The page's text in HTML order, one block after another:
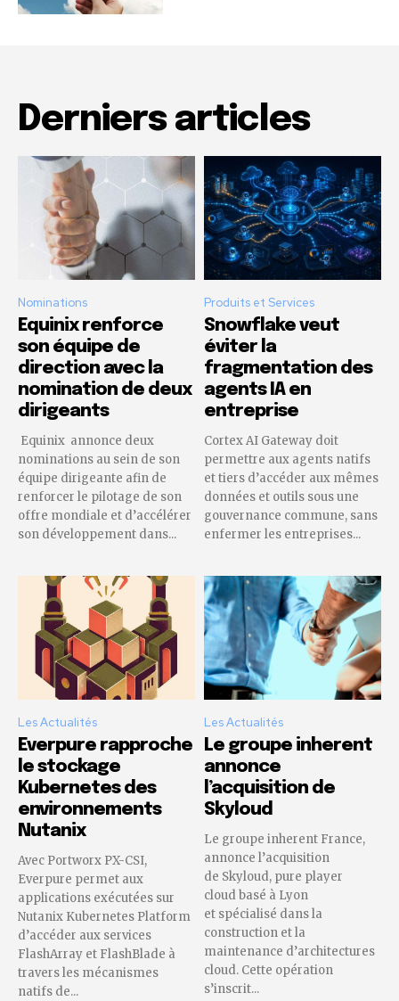
Derniers articles
Nominations
Equinix renforce
son équipe de
direction avec la
nomination de deux
dirigeants
Equinix annonce deux
nominations au sein de son
équipe dirigeante afin de
renforcer le pilotage de son
offre mondiale et d’accélérer
son développement dans...
Produits et Services
Snowflake veut
éviter la
fragmentation des
agents IA en
entreprise
Cortex AI Gateway doit
permettre aux agents natifs
et tiers d’accéder aux mêmes
données et outils sous une
gouvernance commune, sans
enfermer les entreprises...
Les Actualités
Everpure rapproche
le stockage
Kubernetes des
environnements
Nutanix
Avec Portworx PX-CSI,
Everpure permet aux
applications exécutées sur
Nutanix Kubernetes Platform
d’accéder aux services
FlashArray et FlashBlade à
travers les mécanismes
natifs de...
Les Actualités
Le groupe inherent
annonce
l’acquisition de
Skyloud
Le groupe inherent France,
annonce l’acquisition
de Skyloud, pure player
cloud basé à Lyon
et spécialisé dans la
construction et la
maintenance d’architectures
cloud. Cette opération
s’inscrit...